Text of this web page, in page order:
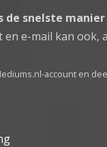
de snelste
en e-mail kan ook,
account en